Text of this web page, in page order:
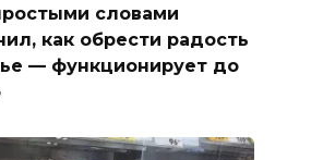
словами
как обрести радость
— функционирует до